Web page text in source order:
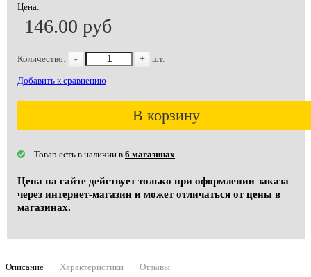
Цена:
146.00 руб
Количество: - + шт.
Добавить к сравнению
В корзину
Товар есть в наличии в 6 магазинах
Цена на сайте действует только при оформлении заказа
через интернет-магазин и может отличаться от цены в
магазинах.
Описание Характеристики Отзывы